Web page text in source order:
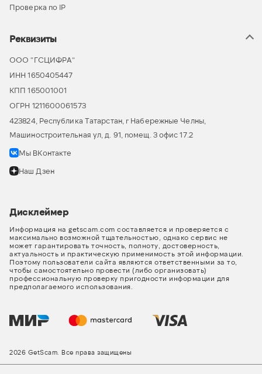
Проверка по IP
Реквизиты
ООО “ГСЦИФРА”
ИНН 1650405447
КПП 165001001
ОГРН 1211600061573
423824, Республика Татарстан, г Набережные Челны,
Машиностроительная ул, д. 91, помещ. 3 офис 17.2
Мы ВКонтакте
Наш Дзен
Дисклеймер
Информация на getscam.com составляется и проверяется с
максимально возможной тщательностью, однако сервис не
может гарантировать точность, полноту, достоверность,
актуальность и практическую применимость этой информации.
Поэтому пользователи сайта являются ответственными за то,
чтобы самостоятельно провести (либо организовать)
профессиональную проверку пригодности информации для
предполагаемого использования.
2026 GetScam. Все права защищены